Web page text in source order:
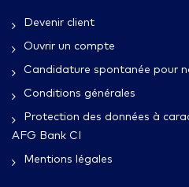
Devenir client
Ouvrir un compte
Candidature spontanée pour
Conditions générales
Protection des données à
AFG Bank CI
Mentions légales